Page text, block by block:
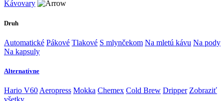
Kávovary
Druh
Automatické Pákové Tlakové S mlynčekom Na mletú kávu Na pody
Na kapsuly
Alternatívne
Hario V60 Aeropress Mokka Chemex Cold Brew Dripper Zobraziť
všetky